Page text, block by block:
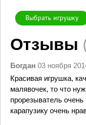
Выбрать игрушку
Отзывы
Богдан 03 ноября
Красивая игрушка,
малявочек, то что
прорезыватель
карапузику очень